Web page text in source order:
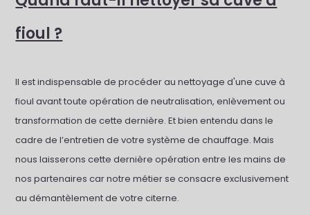
fioul ?
Il est indispensable de procéder au nettoyage d'une cuve à
fioul avant toute opération de neutralisation, enlèvement ou
transformation de cette dernière. Et bien entendu dans le
cadre de l’entretien de votre système de chauffage. Mais
nous laisserons cette dernière opération entre les mains de
nos partenaires car notre métier se consacre exclusivement
au démantèlement de votre citerne.